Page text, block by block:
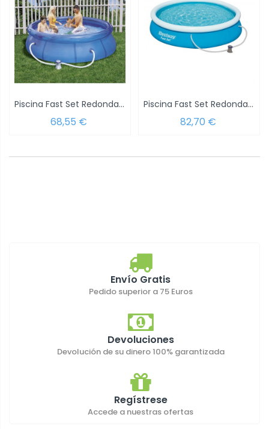
Piscina Fast Set Redonda Con Depuradora Ø...
68,55 €
Piscina Fast Set Redonda Con Depuradora Ø...
82,70 €
Envío Gratis
Pedido superior a 75 Euros
Devoluciones
Devolución de su dinero 100% garantizada
Regístrese
Accede a nuestras ofertas